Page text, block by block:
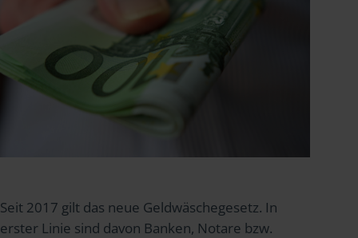
Seit 2017 gilt das neue Geldwäschegesetz. In
erster Linie sind davon Banken, Notare bzw.